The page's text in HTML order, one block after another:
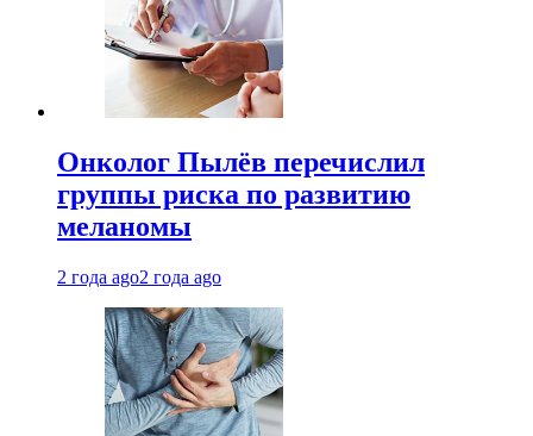
Онколог Пылёв перечислил
группы риска по развитию
меланомы
2 года ago2 года ago